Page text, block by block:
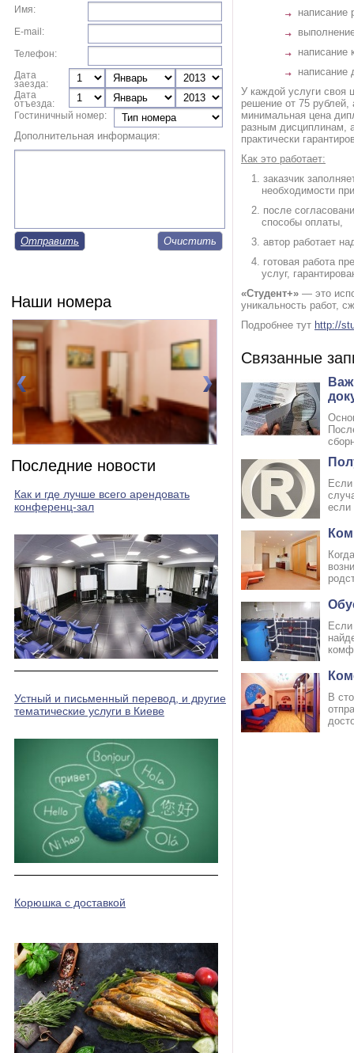
Имя:
E-mail:
Телефон:
Дата
заезда:
Дата
отъезда:
Гостиничный номер:
Дополнительная информация:
Отправить
Наши номера
Последние новости
Как и где лучше всего арендовать
конференц-зал
Устный и письменный перевод, и другие
тематические услуги в Киеве
Корюшка с доставкой
написание
написание
написание
У каждой услуги своя
решение от 75
минимальная цена
разным дисциплинам,
практически
Как это работает:
заказчик
необходимости
после
способы оплаты,
автор работает
готовая работа
услуг,
«Студент+» — это
уникальность работ,
Подробнее тут http://
Связанные
если
В